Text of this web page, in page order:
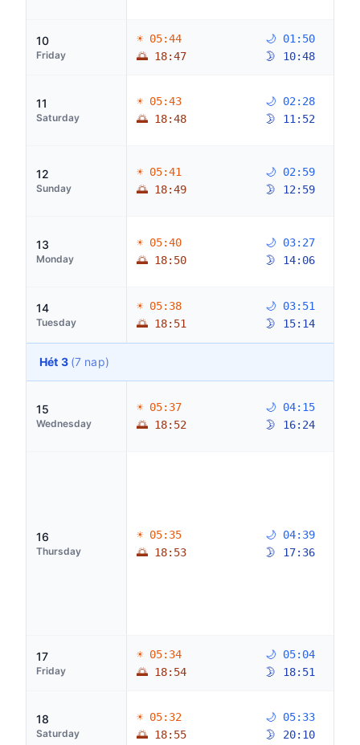
10
Friday
☀ 05:44
🌅 18:47
🌙 01:50
🌛 10:48
11
Saturday
☀ 05:43
🌅 18:48
🌙 02:28
🌛 11:52
12
Sunday
☀ 05:41
🌅 18:49
🌙 02:59
🌛 12:59
13
Monday
☀ 05:40
🌅 18:50
🌙 03:27
🌛 14:06
14
Tuesday
☀ 05:38
🌅 18:51
🌙 03:51
🌛 15:14
Hét 3 (7 nap)
15
Wednesday
☀ 05:37
🌅 18:52
🌙 04:15
🌛 16:24
16
Thursday
☀ 05:35
🌅 18:53
🌙 04:39
🌛 17:36
17
Friday
☀ 05:34
🌅 18:54
🌙 05:04
🌛 18:51
18
Saturday
☀ 05:32
🌅 18:55
🌙 05:33
🌛 20:10